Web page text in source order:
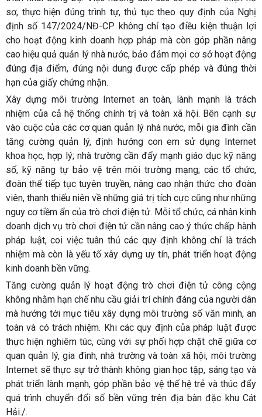
sơ, thực hiện đúng trình tự, thủ tục theo quy định của Nghị
định số 147/2024/NĐ-CP không chỉ tạo điều kiện thuận lợi
cho hoạt động kinh doanh hợp pháp mà còn góp phần nâng
cao hiệu quả quản lý nhà nước, bảo đảm mọi cơ sở hoạt động
đúng địa điểm, đúng nội dung được cấp phép và đúng thời
hạn của giấy chứng nhận.
Xây dựng môi trường Internet an toàn, lành mạnh là trách
nhiệm của cả hệ thống chính trị và toàn xã hội. Bên cạnh sự
vào cuộc của các cơ quan quản lý nhà nước, mỗi gia đình cần
tăng cường quản lý, định hướng con em sử dụng Internet
khoa học, hợp lý; nhà trường cần đẩy mạnh giáo dục kỹ năng
số, kỹ năng tự bảo vệ trên môi trường mạng; các tổ chức,
đoàn thể tiếp tục tuyên truyền, nâng cao nhận thức cho đoàn
viên, thanh thiếu niên về những giá trị tích cực cũng như những
nguy cơ tiềm ẩn của trò chơi điện tử. Mỗi tổ chức, cá nhân kinh
doanh dịch vụ trò chơi điện tử cần nâng cao ý thức chấp hành
pháp luật, coi việc tuân thủ các quy định không chỉ là trách
nhiệm mà còn là yếu tố xây dựng uy tín, phát triển hoạt động
kinh doanh bền vững.
Tăng cường quản lý hoạt động trò chơi điện tử công cộng
không nhằm hạn chế nhu cầu giải trí chính đáng của người dân
mà hướng tới mục tiêu xây dựng môi trường số văn minh, an
toàn và có trách nhiệm. Khi các quy định của pháp luật được
thực hiện nghiêm túc, cùng với sự phối hợp chặt chẽ giữa cơ
quan quản lý, gia đình, nhà trường và toàn xã hội, môi trường
Internet sẽ thực sự trở thành không gian học tập, sáng tạo và
phát triển lành mạnh, góp phần bảo vệ thế hệ trẻ và thúc đẩy
quá trình chuyển đổi số bền vững trên địa bàn đặc khu Cát
Hải./.